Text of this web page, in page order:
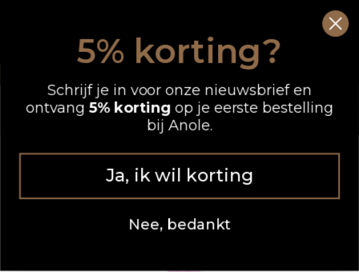
inhoud
5% korting?
Schrijf je in voor onze nieuwsbrief en
ontvang5% korting op je eerste bestelling
bij Anole.
Ja, ik wil korting
Nee, bedankt